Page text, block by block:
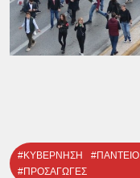
#ΚΥΒΕΡΝΗΣΗ #ΠΑΝΤΕΙΟ
#ΠΡΟΣΑΓΩΓΕΣ